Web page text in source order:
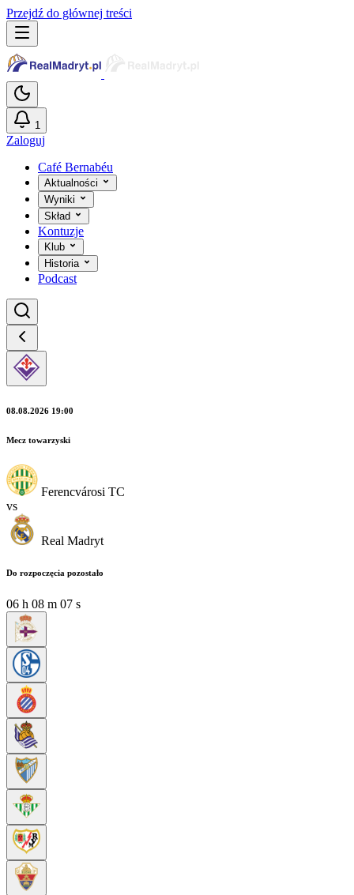
Przejdź do głównej treści
1
Zaloguj
Café Bernabéu
Aktualności
Wyniki
Skład
Kontuzje
Klub
Historia
Podcast
08.08.2026 19:00
Mecz towarzyski
Ferencvárosi TC
vs
Real Madryt
Do rozpoczęcia pozostało
06 h 08 m 05 s